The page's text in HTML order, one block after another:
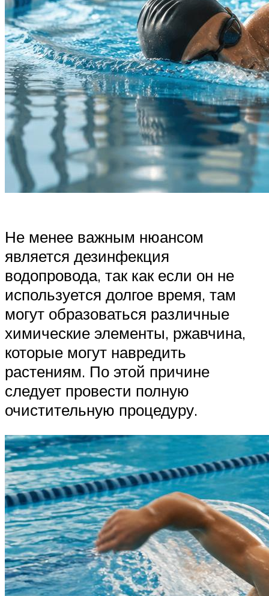
Не менее важным нюансом
является дезинфекция
водопровода, так как если он не
используется долгое время, там
могут образоваться различные
химические элементы, ржавчина,
которые могут навредить
растениям. По этой причине
следует провести полную
очистительную процедуру.